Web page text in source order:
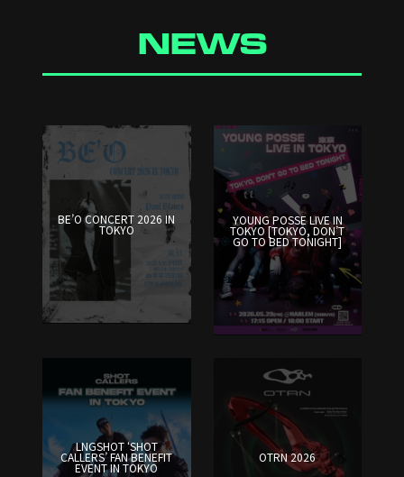
NEWS
BE’O CONCERT 2026 IN
TOKYO
YOUNG POSSE LIVE IN
TOKYO [TOKYO, DON’T
GO TO BED TONIGHT]
LNGSHOT ‘SHOT
CALLERS’ FAN BENEFIT
EVENT IN TOKYO
OTRN 2026